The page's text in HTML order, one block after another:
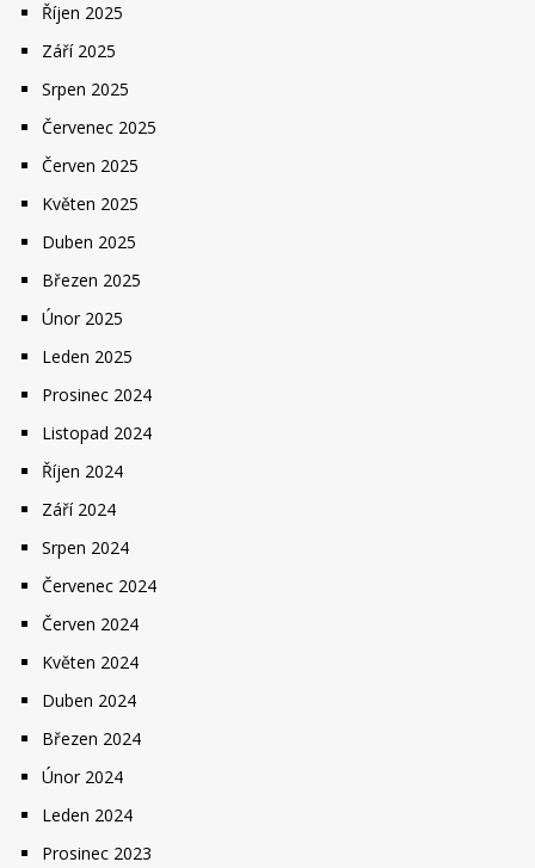
Říjen 2025
Září 2025
Srpen 2025
Červenec 2025
Červen 2025
Květen 2025
Duben 2025
Březen 2025
Únor 2025
Leden 2025
Prosinec 2024
Listopad 2024
Říjen 2024
Září 2024
Srpen 2024
Červenec 2024
Červen 2024
Květen 2024
Duben 2024
Březen 2024
Únor 2024
Leden 2024
Prosinec 2023